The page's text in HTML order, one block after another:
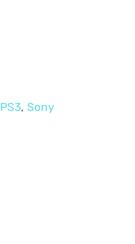
PS3, Sony